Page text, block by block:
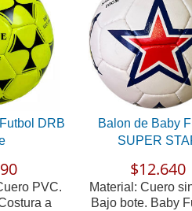
DRB
PVC.
a
Balon de Baby
SUPER
$12.640
Material: Cuero
Bajo bote. Baby